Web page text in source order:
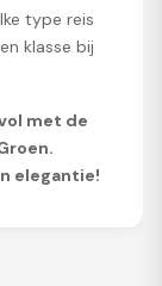
type reis
klasse bij
met de
elegantie!